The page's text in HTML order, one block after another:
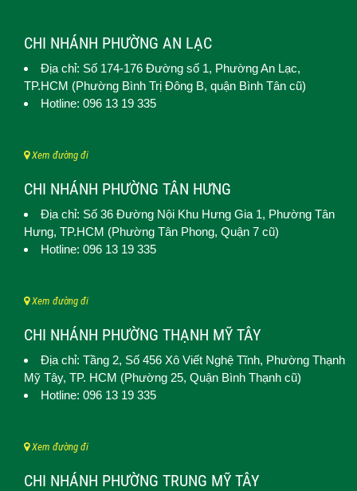
CHI NHÁNH PHƯỜNG AN LẠC
Địa chỉ: Số 174-176 Đường số 1, Phường An Lạc,
TP.HCM (Phường Bình Trị Đông B, quận Bình Tân cũ)
Hotline: 096 13 19 335
Xem đường đi
CHI NHÁNH PHƯỜNG TÂN HƯNG
Địa chỉ: Số 36 Đường Nội Khu Hưng Gia 1, Phường Tân
Hưng, TP.HCM (Phường Tân Phong, Quận 7 cũ)
Hotline: 096 13 19 335
Xem đường đi
CHI NHÁNH PHƯỜNG THẠNH MỸ TÂY
Địa chỉ: Tầng 2, Số 456 Xô Viết Nghệ Tĩnh, Phường Thạnh
Mỹ Tây, TP. HCM (Phường 25, Quận Bình Thạnh cũ)
Hotline: 096 13 19 335
Xem đường đi
CHI NHÁNH PHƯỜNG TRUNG MỸ TÂY